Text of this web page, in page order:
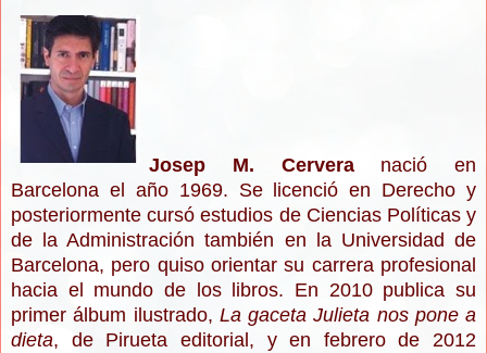
Josep M. Cerveranació en
Barcelona el año 1969. Se licenció en Derecho y
posteriormente cursó estudios de Ciencias Políticas y
de la Administración también en la Universidad de
Barcelona, pero quiso orientar su carrera profesional
hacia el mundo de los libros. En 2010 publica su
primer álbum ilustrado, La gaceta Julieta nos pone a
dieta, de Pirueta editorial, y en febrero de 2012